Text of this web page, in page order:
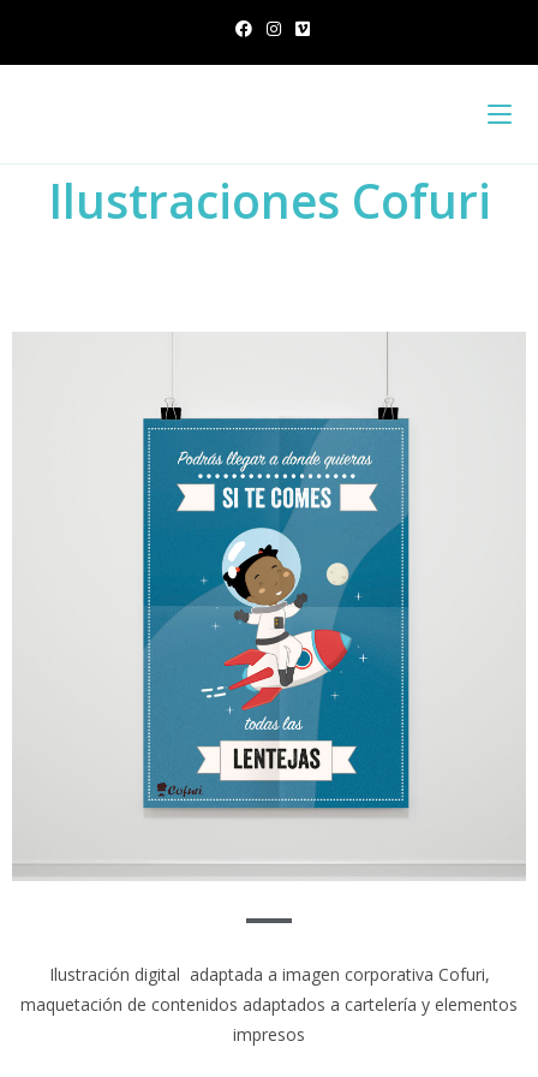
Ilustraciones Cofuri
Ilustración digital adaptada a imagen corporativa Cofuri,
maquetación de contenidos adaptados a cartelería y elementos
impresos